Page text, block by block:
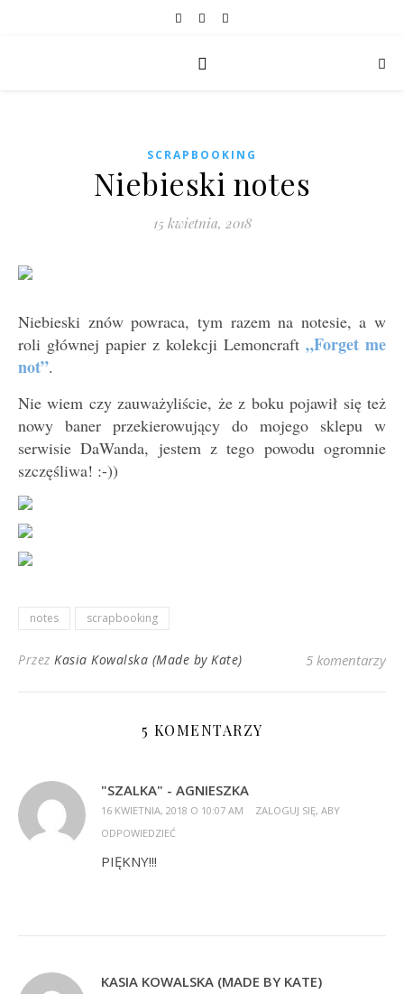
SCRAPBOOKING
Niebieski notes
15 kwietnia, 2018
Niebieski znów powraca, tym razem na notesie, a w
roli głównej papier z kolekcji Lemoncraft „Forget me
not”.
Nie wiem czy zauważyliście, że z boku pojawił się też
nowy baner przekierowujący do mojego sklepu w
serwisie DaWanda, jestem z tego powodu ogromnie
szczęśliwa! :-))
notes scrapbooking
Przez Kasia Kowalska (Made by Kate) 5 komentarzy
5 KOMENTARZY
"SZALKA" - AGNIESZKA
16 KWIETNIA, 2018 O 10:07 AM
ZALOGUJ SIĘ, ABY
ODPOWIEDZIEĆ
PIĘKNY!!!
KASIA KOWALSKA (MADE BY KATE)